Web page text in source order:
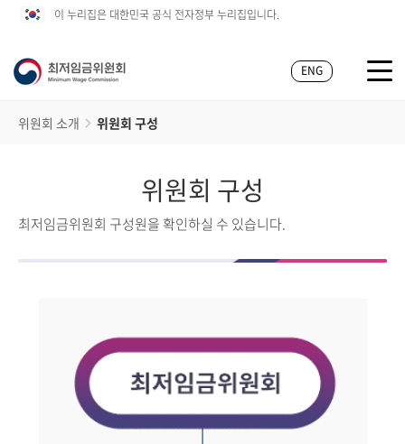
이 누리집은 대한민국 공식 전자정부 누리집입니다.
ENG
위원회 소개 위원회 구성
위원회 구성
최저임금위원회 구성원을 확인하실 수 있습니다.